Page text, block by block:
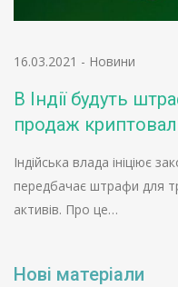
16.03.2021 - Новини
В Індії будуть
продаж
Індійська влада ініціює
передбачає штрафи для
активів. Про це…
Нові матеріали